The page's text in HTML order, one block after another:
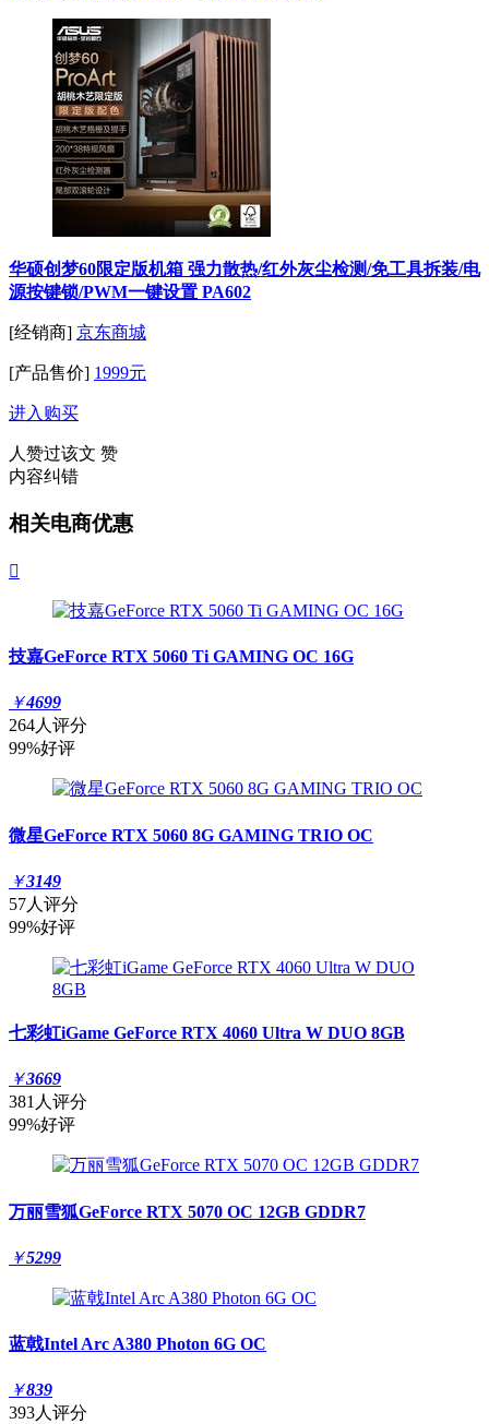
华硕创梦60限定版机箱 强力散热/红外灰尘检测/免工具拆装/电
源按键锁/PWM一键设置 PA602
[经销商] 京东商城
[产品售价] 1999元
进入购买
人赞过该文 赞
内容纠错
相关电商优惠

技嘉GeForce RTX 5060 Ti GAMING OC 16G
￥4699
264人评分
99%好评
微星GeForce RTX 5060 8G GAMING TRIO OC
￥3149
57人评分
99%好评
七彩虹iGame GeForce RTX 4060 Ultra W DUO 8GB
￥3669
381人评分
99%好评
万丽雪狐GeForce RTX 5070 OC 12GB GDDR7
￥5299
蓝戟Intel Arc A380 Photon 6G OC
￥839
393人评分